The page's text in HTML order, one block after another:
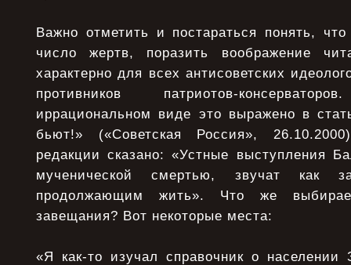
Важно отметить и постараться понять,
число жертв, поразить воображение
характерно для всех антисоветских
противников патриотов-
иррациональном виде это выражено в
бьют!» («Советская Россия»,
редакции сказано: «Устные выступления
мученической смертью, звучат как
продолжающим жить». Что же
завещания? Вот некоторые места:
«Я как-то изучал справочник о